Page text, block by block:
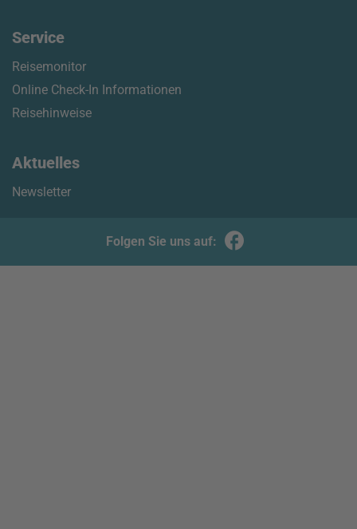
Service
Reisemonitor
Online Check-In Informationen
Reisehinweise
Aktuelles
Newsletter
Folgen Sie uns auf: